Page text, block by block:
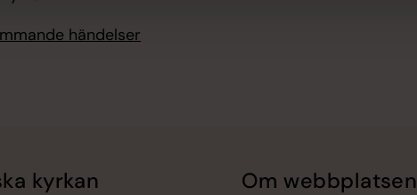
händelser
kyrkan Om webbplatsen